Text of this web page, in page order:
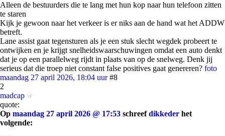
Alleen de bestuurders die te lang met hun kop naar hun telefoon zitten
te staren
Kijk je gewoon naar het verkeer is er niks aan de hand wat het ADDW
betreft.
Lane assist gaat tegensturen als je een stuk slecht wegdek probeert te
ontwijken en je krijgt snelheidswaarschuwingen omdat een auto denkt
dat je op een parallelweg rijdt in plaats van op de snelweg. Denk jij
serieus dat die troep niet constant false positives gaat genereren? foto
maandag 27 april 2026, 18:04 uur #8
2
madcap
quote:
Op maandag 27 april 2026 @ 17:53 schreefdikkeder het
volgende: